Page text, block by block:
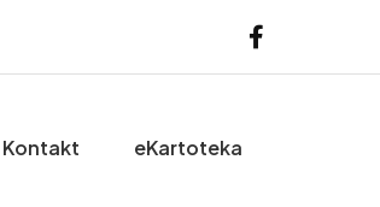
Kontakt eKartoteka